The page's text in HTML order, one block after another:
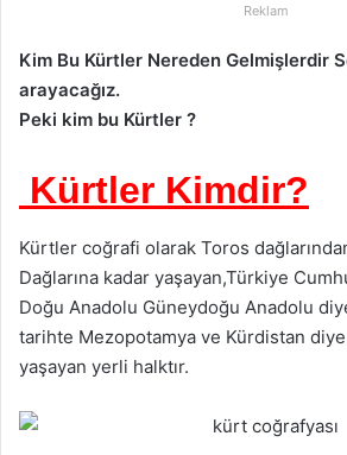
Reklam
Kim Bu Kürtler Nereden Gelmişlerdir
arayacağız.
Peki kim bu Kürtler ?
Kürtler Kimdir?
Kürtler coğrafi olarak Toros
Dağlarına kadar yaşayan,Türkiye
Doğu Anadolu Güneydoğu Anadolu
tarihte Mezopotamya ve Kürdistan
yaşayan yerli halktır.